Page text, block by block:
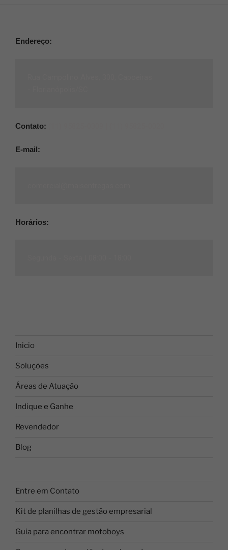
Endereço:
Contato:
E-mail:
Horários:
Inicio
Soluções
Áreas de Atuação
Indique e Ganhe
Revendedor
Blog
Entre em Contato
Kit de planilhas de gestão empresarial
Guia para encontrar motoboys